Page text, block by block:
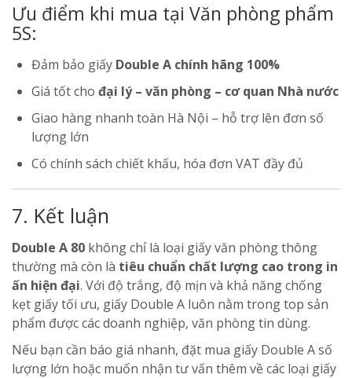
Ưu điểm khi mua tại Văn phòng phẩm
5S:
Đảm bảo giấy Double A chính hãng 100%
Giá tốt cho đại lý – văn phòng – cơ quan Nhà nước
Giao hàng nhanh toàn Hà Nội – hỗ trợ lên đơn số
lượng lớn
Có chính sách chiết khấu, hóa đơn VAT đầy đủ
7. Kết luận
Double A 80 không chỉ là loại giấy văn phòng thông
thường mà còn là tiêu chuẩn chất lượng cao trong in
ấn hiện đại. Với độ trắng, độ mịn và khả năng chống
kẹt giấy tối ưu, giấy Double A luôn nằm trong top sản
phẩm được các doanh nghiệp, văn phòng tin dùng.
Nếu bạn cần báo giá nhanh, đặt mua giấy Double A số
lượng lớn hoặc muốn nhận tư vấn thêm về các loại giấy